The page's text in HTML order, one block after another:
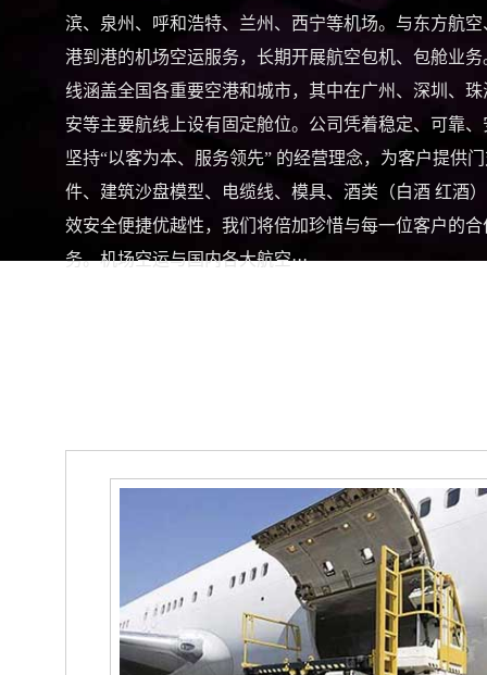
滨、泉州、呼和浩特、兰州、西宁等机场。与东方航
港到港的机场空运服务，长期开展航空包机、包舱业
线涵盖全国各重要空港和城市，其中在广州、深圳、
安等主要航线上设有固定舱位。公司凭着稳定、可靠
坚持“以客为本、服务领先” 的经营理念，为客户提供
件、建筑沙盘模型、电缆线、模具、酒类（白酒 红酒
效安全便捷优越性，我们将倍加珍惜与每一位客户的
务。机场空运与国内各大航空···